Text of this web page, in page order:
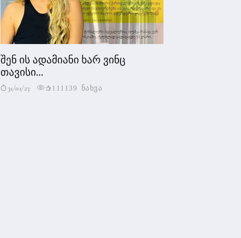
შენ ის ადამიანი ხარ ვინც
თავისი...
31/01/23 111139 ნახვა